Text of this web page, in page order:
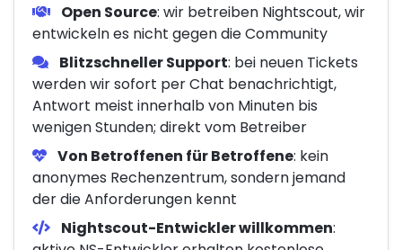
Open Source: wir betreiben Nightscout, wir
entwickeln es nicht gegen die Community
Blitzschneller Support: bei neuen Tickets
werden wir sofort per Chat benachrichtigt,
Antwort meist innerhalb von Minuten bis
wenigen Stunden; direkt vom Betreiber
Von Betroffenen für Betroffene: kein
anonymes Rechenzentrum, sondern jemand
der die Anforderungen kennt
Nightscout-Entwickler willkommen: